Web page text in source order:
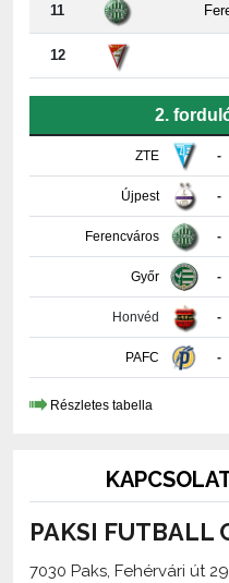
12
ZTE -
Újpest
Ferencváros
Győr
Honvéd
PAFC
Részletes tabella
PAKSI FUTBALL
7030 Paks, Fehérvári út